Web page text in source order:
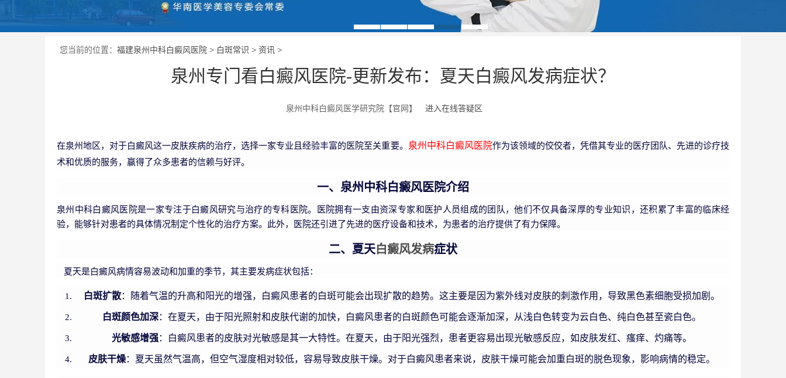
您当前的位置： 福建泉州中科白癜风医院 > 白斑常识 > 资讯 >
泉州专门看白癜风医院-更新发布：夏天白癜风发病症状？
泉州中科白癜风医学研究院【官网】 进入在线答疑区
在泉州地区，对于白癜风这一皮肤疾病的治疗，选择一家专业且经验丰富的医院至关重要。 泉州中科白癜风医院作为该领域的佼佼者，凭借其专业的医疗团队、先进的诊疗技
术和优质的服务，赢得了众多患者的信赖与好评。
一、泉州中科白癜风医院介绍
泉州中科白癜风医院是一家专注于白癜风研究与治疗的专科医院。医院拥有一支由资深专家和医护人员组成的团队，他们不仅具备深厚的专业知识，还积累了丰富的临床经
验，能够针对患者的具体情况制定个性化的治疗方案。此外，医院还引进了先进的医疗设备和技术，为患者的治疗提供了有力保障。
二、夏天白癜风发病症状
夏天是白癜风病情容易波动和加重的季节，其主要发病症状包括：
白斑扩散：随着气温的升高和阳光的增强，白癜风患者的白斑可能会出现扩散的趋势。这主要是因为紫外线对皮肤的刺激作用，导致黑色素细胞受损加剧。
白斑颜色加深：在夏天，由于阳光照射和皮肤代谢的加快，白癜风患者的白斑颜色可能会逐渐加深，从浅白色转变为云白色、纯白色甚至瓷白色。
光敏感增强：白癜风患者的皮肤对光敏感是其一大特性。在夏天，由于阳光强烈，患者更容易出现光敏感反应，如皮肤发红、瘙痒、灼痛等。
皮肤干燥：夏天虽然气温高，但空气湿度相对较低，容易导致皮肤干燥。对于白癜风患者来说，皮肤干燥可能会加重白斑的脱色现象，影响病情的稳定。